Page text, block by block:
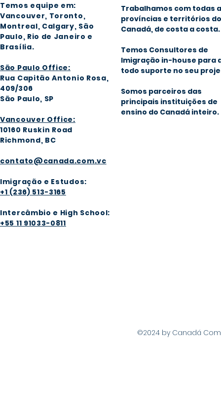
Temos equipe em:
Vancouver, Toronto,
Montreal, Calgary, São
Paulo, Rio de Janeiro e
Brasília.
São Paulo Office:
Rua Capitão Antonio Rosa,
409/306
São Paulo, SP
Vancouver Office:
10160 Ruskin Road
Richmond, BC
contato@canada.com.vc
Imigração e Estudos:
+1 (236) 513-3165
Intercâmbio e High School:
+55 11 91033-0811
Trabalhamos com todas
províncias e territórios do
Canadá, de costa a costa.
Temos Consultores de
Imigração in-house para
todo suporte no seu
Somos parceiros das
principais instituições de
ensino do Canadá inteiro.
©2024 by Canadá Com